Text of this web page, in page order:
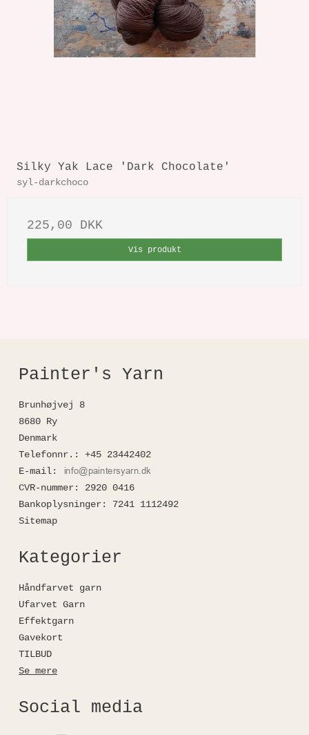
Silky Yak Lace 'Dark Chocolate'
syl-darkchoco
225,00 DKK
Vis produkt
Painter's Yarn
Brunhøjvej 8
8680 Ry
Denmark
Telefonnr. :
+45 23442402
E-mail:
CVR-nummer:
2920 0416
Bankoplysninger:
7241 1112492
Sitemap
Kategorier
Håndfarvet garn
Ufarvet Garn
Effektgarn
Gavekort
TILBUD
Se mere
Social media